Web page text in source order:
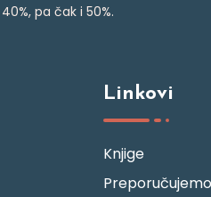
pa čak i 50%.
Linkovi
Knjige
Preporučujemo